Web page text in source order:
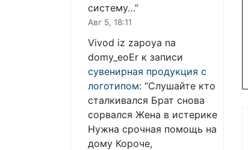
систему…”
Авг 5, 18:11
Vivod iz zapoya na
domy_eoEr к записи
сувенирная продукция с
логотипом: “Слушайте кто
сталкивался Брат снова
сорвался Жена в истерике
Нужна срочная помощь на
дому Короче,